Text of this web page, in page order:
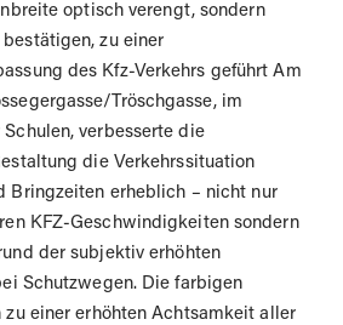
optisch verengt, sondern
zu einer
des Kfz-Verkehrs geführt Am
Tröschgasse, im
verbesserte die
die Verkehrssituation
Bringzeiten erheblich – nicht nur
KFZ-Geschwindigkeiten sondern
der subjektiv erhöhten
Schutzwegen. Die farbigen
zu einer erhöhten Achtsamkeit aller